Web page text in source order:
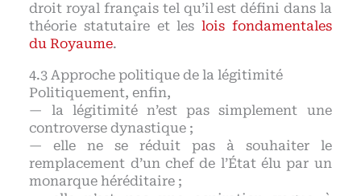
droit royal français tel qu’il est défini dans la
théorie statutaire et les lois fondamentales
du Royaume.
Approche politique de la légitimité
Politiquement, enfin,
— la légitimité n’est pas simplement une
controverse dynastique ;
— elle ne se réduit pas à souhaiter le
remplacement d’un chef de l’État élu par un
monarque héréditaire ;